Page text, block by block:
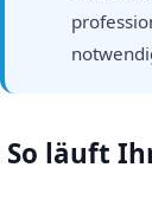
So läuft